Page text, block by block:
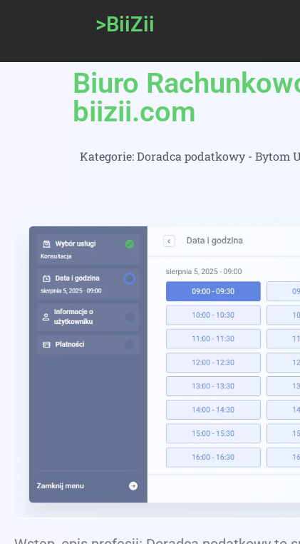
>BiiZii
Biuro
biizii.com
Kategorie:Doradca podatkowy - Bytom